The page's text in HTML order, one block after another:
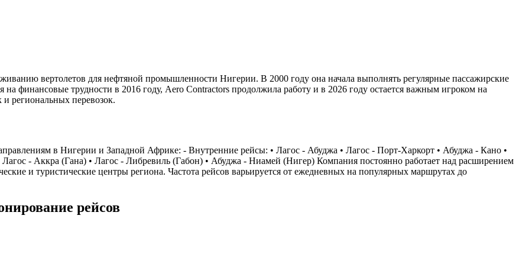
вертолетов для нефтяной промышленности Нигерии. В 2000 году она начала выполнять регулярные пассажирские
финансовые трудности в 2016 году, Aero Contractors продолжила работу и в 2026 году остается важным игроком на
и региональных перевозок.
в Нигерии и Западной Африке: - Внутренние рейсы: • Лагос - Абуджа • Лагос - Порт-Харкорт • Абуджа - Кано •
- Аккра (Гана) • Лагос - Либревиль (Габон) • Абуджа - Ниамей (Нигер) Компания постоянно работает над расширением
и туристические центры региона. Частота рейсов варьируется от ежедневных на популярных маршрутах до
рейсов